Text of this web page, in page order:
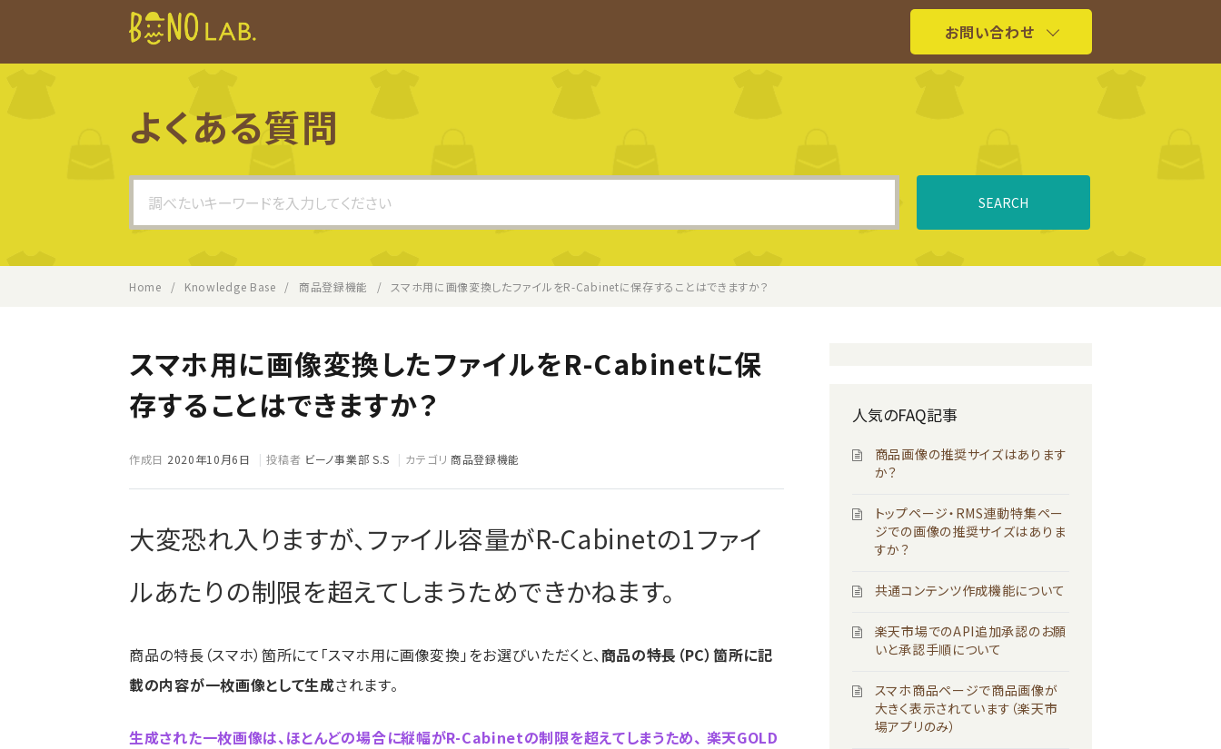
お問い合わせ
よくある質問
SEARCH
Home Knowledge Base 商品登録機能 スマホ用に画像変換したファイルをR-Cabinetに保存することはできますか？
スマホ用に画像変換したファイルをR-Cabinetに保
存することはできますか？
作成日 2020年10月6日 投稿者 ビーノ事業部 S.S カテゴリ 商品登録機能
大変恐れ入りますが、ファイル容量がR-Cabinetの1ファイ
ルあたりの制限を超えてしまうためできかねます。
商品の特長（スマホ）箇所にて「スマホ用に画像変換」をお選びいただくと、商品の特長（PC）箇所に記
載の内容が一枚画像として生成されます。
生成された一枚画像は、ほとんどの場合に縦幅がR-Cabinetの制限を超えてしまうため、 楽天GOLD
人気のFAQ記事
商品画像の推奨サイズはあります
か？
トップページ・RMS連動特集ペー
ジでの画像の推奨サイズはありま
すか？
共通コンテンツ作成機能について
楽天市場でのAPI追加承認のお願
いと承認手順について
スマホ商品ページで商品画像が
大きく表示されています（楽天市
場アプリのみ）